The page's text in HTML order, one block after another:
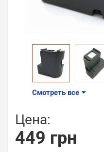
Смотреть все
Цена:
449 грн